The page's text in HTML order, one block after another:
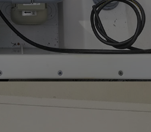
Electricité
électrique et réseau
informatique